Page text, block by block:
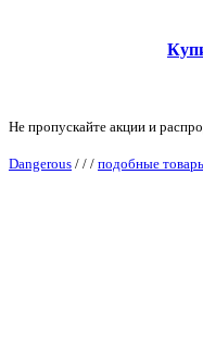
Не пропускайте акции и
Dangerous / / / подобные